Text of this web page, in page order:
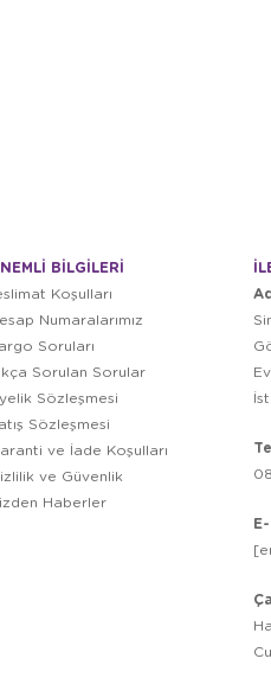
BİLGİLERİ
Koşulları
Numaralarımız
Soruları
Sorulan Sorular
Sözleşmesi
Sözleşmesi
ve İade Koşulları
ve Güvenlik
Haberler